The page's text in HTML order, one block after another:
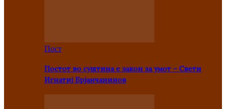
Пост
Постот во суштина е закон за умот – Свети
Игнатиј Брјанчанинов